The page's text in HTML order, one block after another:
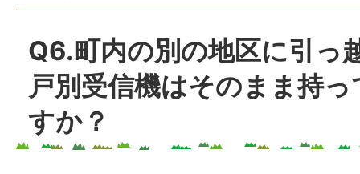
Q6.町内の別の地区に引っ
戸別受信機はそのまま持
すか？